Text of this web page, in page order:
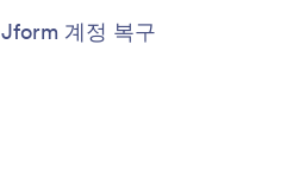
Jform 계정 복구